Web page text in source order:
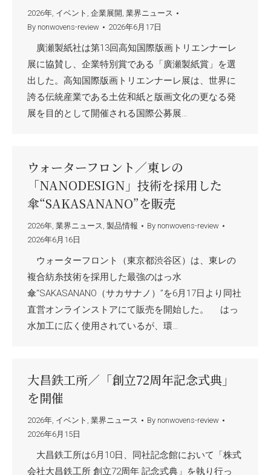
2026年, イベント , 企業展開 , 業界ニュース
By nonwovens-review 2026年6月17日
廣瀬製紙社は第13回高知国際版画トリエンナーレ
展に協賛し、企業特別賞である「廣瀬製紙賞」を選
出した。高知国際版画トリエンナーレ展は、世界に
誇る伝統産業である土佐和紙と版画文化の更なる発
展を目的として開催される国際公募展…
ウォーターフロント／東レの
「NANODESIGN」技術を採用した
傘“SAKASANANO”を販売
2026年, 業界ニュース, 製品情報 By nonwovens-review
2026年6月16日
ウォーターフロント（東京都渋谷区）は、東レの
複合紡糸技術を採用した最強のはっ水
傘“SAKASANANO（サカサナノ）”を6月17日より同社
直営オンラインストアにて販売を開始した。 はっ
水加工に広く使用されているが、環…
大昌鉄工所／「創立72周年記念式典」
を開催
2026年, イベント , 業界ニュース By nonwovens-review
2026年6月15日
大昌鉄工所は6月10日、同社記念館において「株式
会社大昌鉄工所 創立72周年 記念式典」を執り行っ